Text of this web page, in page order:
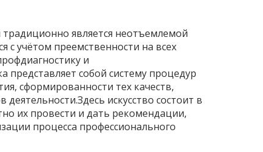
является неотъемлемой
с учётом преемственности на всех
и
представляет собой систему процедур
сформированности тех качеств,
искусство состоит в
их провести и дать рекомендации,
процесса профессионального